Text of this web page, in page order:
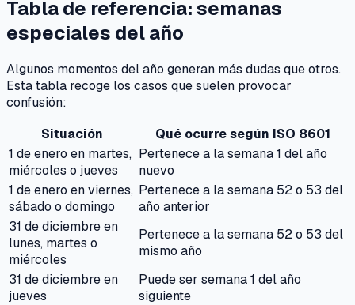
Tabla de referencia: semanas
especiales del año
Algunos momentos del año generan más dudas que otros.
Esta tabla recoge los casos que suelen provocar
confusión:
Situación
Qué ocurre según ISO 8601
1 de enero en martes,
miércoles o jueves
Pertenece a la semana 1 del año
nuevo
1 de enero en viernes,
sábado o domingo
Pertenece a la semana 52 o 53 del
año anterior
31 de diciembre en
lunes, martes o
miércoles
Pertenece a la semana 52 o 53 del
mismo año
31 de diciembre en
jueves
Puede ser semana 1 del año
siguiente